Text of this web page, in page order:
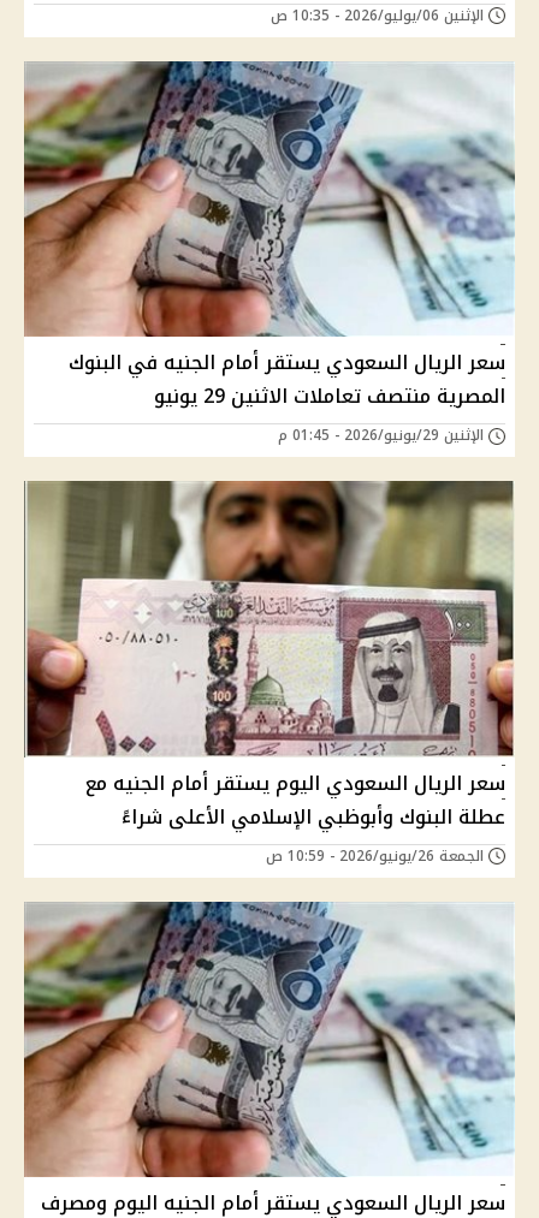
الإثنين 06/يوليو/2026 - 10:35 ص
سعر الريال السعودي يستقر أمام الجنيه في البنوك
المصرية منتصف تعاملات الاثنين 29 يونيو
الإثنين 29/يونيو/2026 - 01:45 م
سعر الريال السعودي اليوم يستقر أمام الجنيه مع
عطلة البنوك وأبوظبي الإسلامي الأعلى شراءً
الجمعة 26/يونيو/2026 - 10:59 ص
سعر الريال السعودي يستقر أمام الجنيه اليوم ومصرف